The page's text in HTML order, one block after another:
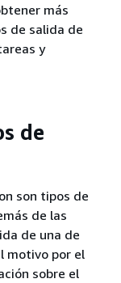
más
de salida de
y
de
son tipos de
de las
de una de
motivo por el
sobre el